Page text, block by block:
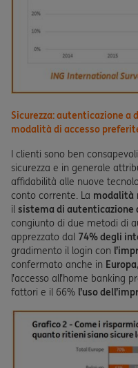
Sicurezza: autenticazione
modalità di accesso
I clienti sono ben
sicurezza e in generale
affidabilità alle nuove
conto corrente. La modalità
il sistema di autenticazione
congiunto di due metodi di
apprezzato dal 74% degli
gradimento il login con
confermato anche in Europa
l’accesso all’home banking
fattori e il 66% l’uso